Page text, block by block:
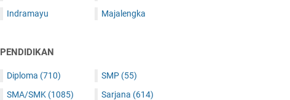
Indramayu
Majalengka
PENDIDIKAN
Diploma (710)
SMA/SMK (1085)
SMP (55)
Sarjana (614)